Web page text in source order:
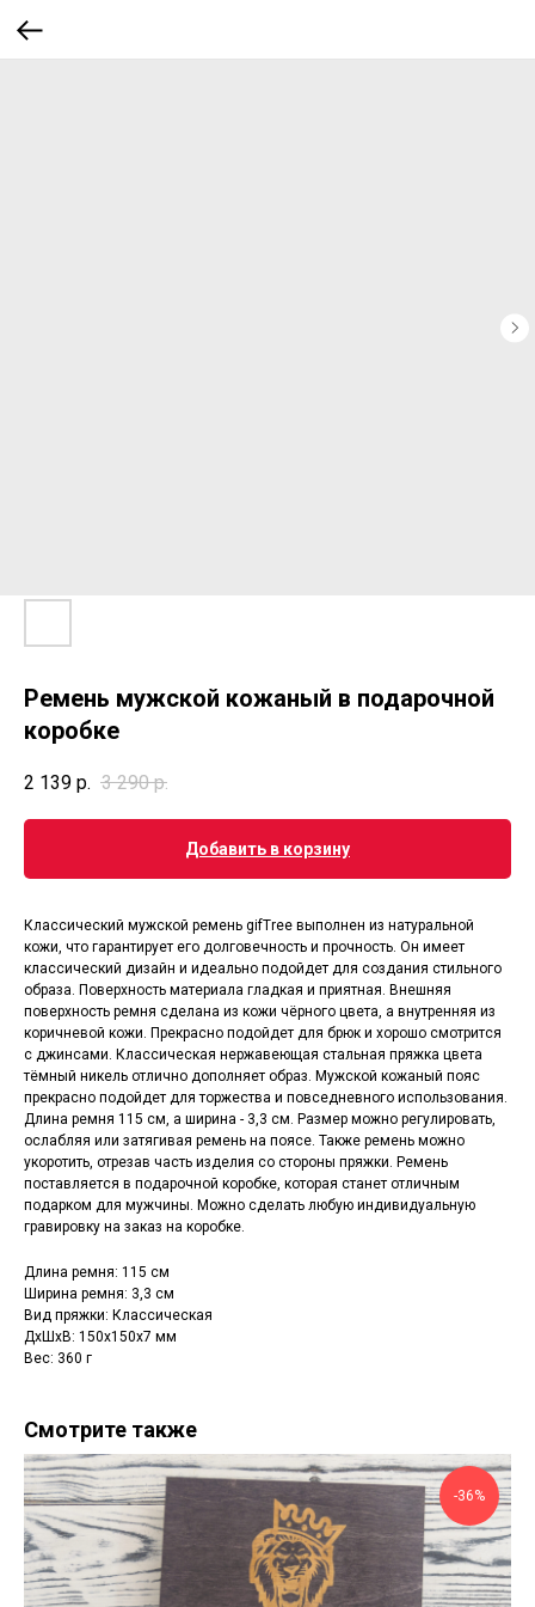
Ремень мужской кожаный в подарочной
коробке
2 139 р. 3 290 р.
Добавить в корзину
Классический мужской ремень gifTree выполнен из натуральной
кожи, что гарантирует его долговечность и прочность. Он имеет
классический дизайн и идеально подойдет для создания стильного
образа. Поверхность материала гладкая и приятная. Внешняя
поверхность ремня сделана из кожи чёрного цвета, а внутренняя из
коричневой кожи. Прекрасно подойдет для брюк и хорошо смотрится
с джинсами. Классическая нержавеющая стальная пряжка цвета
тёмный никель отлично дополняет образ. Мужской кожаный пояс
прекрасно подойдет для торжества и повседневного использования.
Длина ремня 115 см, а ширина - 3,3 см. Размер можно регулировать,
ослабляя или затягивая ремень на поясе. Также ремень можно
укоротить, отрезав часть изделия со стороны пряжки. Ремень
поставляется в подарочной коробке, которая станет отличным
подарком для мужчины. Можно сделать любую индивидуальную
гравировку на заказ на коробке.
Длина ремня: 115 см
Ширина ремня: 3,3 см
Вид пряжки: Классическая
ДxШxВ: 150x150x7 мм
Вес: 360 г
Смотрите также
-36%